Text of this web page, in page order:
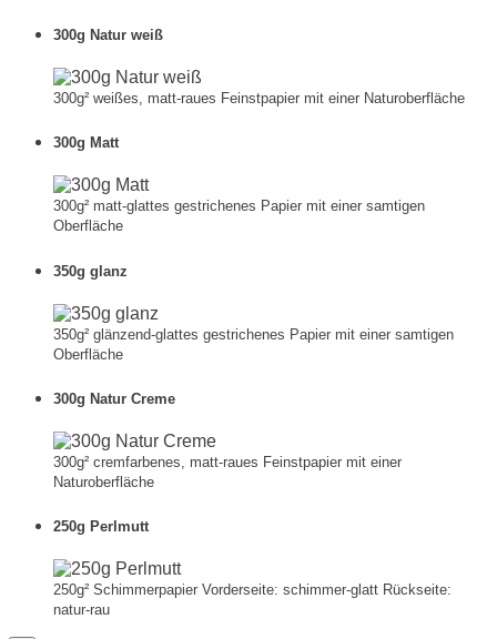
300g Natur weiß
300g² weißes, matt-raues Feinstpapier mit einer Naturoberfläche
300g Matt
300g² matt-glattes gestrichenes Papier mit einer samtigen
Oberfläche
350g glanz
350g² glänzend-glattes gestrichenes Papier mit einer samtigen
Oberfläche
300g Natur Creme
300g² cremfarbenes, matt-raues Feinstpapier mit einer
Naturoberfläche
250g Perlmutt
250g² Schimmerpapier Vorderseite: schimmer-glatt Rückseite:
natur-rau